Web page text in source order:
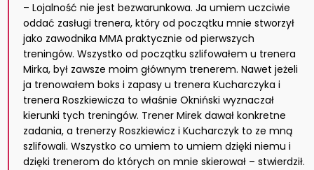
– Lojalność nie jest bezwarunkowa. Ja umiem uczciwie
oddać zasługi trenera, który od początku mnie stworzył
jako zawodnika MMA praktycznie od pierwszych
treningów. Wszystko od początku szlifowałem u trenera
Mirka, był zawsze moim głównym trenerem. Nawet jeżeli
ja trenowałem boks i zapasy u trenera Kucharczyka i
trenera Roszkiewicza to właśnie Okniński wyznaczał
kierunki tych treningów. Trener Mirek dawał konkretne
zadania, a trenerzy Roszkiewicz i Kucharczyk to ze mną
szlifowali. Wszystko co umiem to umiem dzięki niemu i
dzięki trenerom do których on mnie skierował – stwierdził.